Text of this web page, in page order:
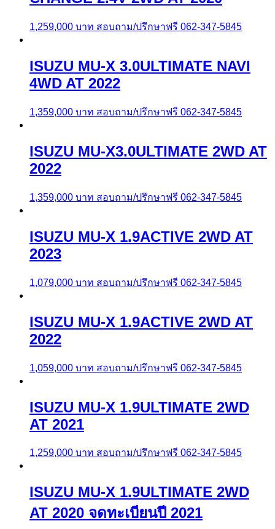
1,259,000 บาท สอบถาม/ปรึกษาฟรี 062-347-5845
ISUZU MU-X 3.0ULTIMATE NAVI
4WD AT 2022
1,359,000 บาท สอบถาม/ปรึกษาฟรี 062-347-5845
ISUZU MU-X3.0ULTIMATE 2WD AT
2022
1,359,000 บาท สอบถาม/ปรึกษาฟรี 062-347-5845
ISUZU MU-X 1.9ACTIVE 2WD AT
2023
1,079,000 บาท สอบถาม/ปรึกษาฟรี 062-347-5845
ISUZU MU-X 1.9ACTIVE 2WD AT
2022
1,059,000 บาท สอบถาม/ปรึกษาฟรี 062-347-5845
ISUZU MU-X 1.9ULTIMATE 2WD
AT 2021
1,259,000 บาท สอบถาม/ปรึกษาฟรี 062-347-5845
ISUZU MU-X 1.9ULTIMATE 2WD
AT 2020 จดทะเบียนปี 2021